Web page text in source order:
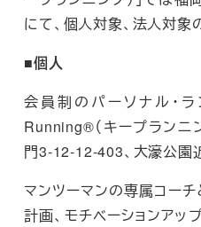
にて、個人対象、法人対象
■個人
会員制のパーソナル・
Running®（キープランニ
門3-12-12-403、大濠公園
マンツーマンの専属コーチ
計画、モチベーションアッ